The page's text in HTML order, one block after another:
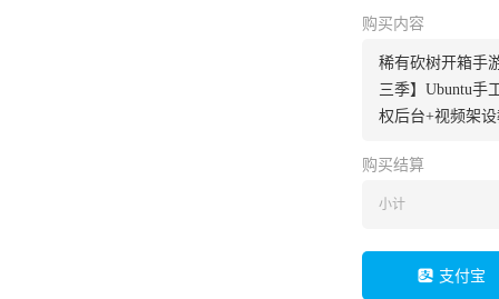
购买内容
稀有砍树开箱手
三季】Ubuntu手
权后台+视频架
购买结算
小计
支付宝